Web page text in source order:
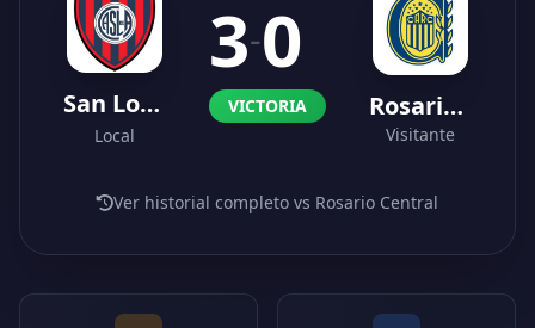
San Lorenzo
Local
3-0
VICTORIA Rosario Central
Visitante
Ver historial completo vs Rosario Central